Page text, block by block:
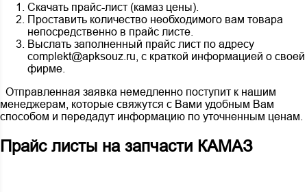
Скачать прайс-лист (камаз цены).
Проставить количество необходимого вам товара
непосредственно в прайс листе.
Выслать заполненный прайс лист по адресу
complekt@apksouz.ru , с краткой информацией о своей
фирме.
Отправленная заявка немедленно поступит к нашим
менеджерам, которые свяжутся с Вами удобным Вам
способом и передадут информацию по уточненным ценам.
Прайс листы на запчасти КАМАЗ